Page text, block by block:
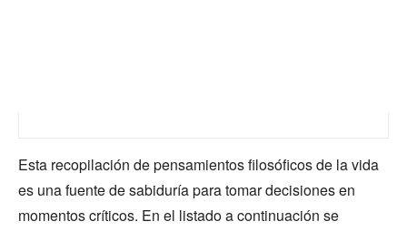
Esta recopilación de pensamientos filosóficos de la vida
es una fuente de sabiduría para tomar decisiones en
momentos críticos. En el listado a continuación se